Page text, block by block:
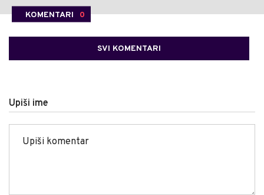
KOMENTARI 0
SVI KOMENTARI
Upiši ime